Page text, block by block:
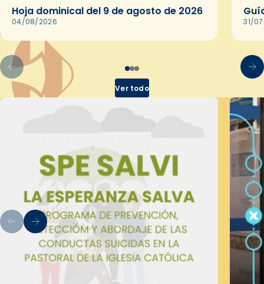
Hoja dominical del 9 de agosto de 2026
04/08/2026 31/
Ver todo